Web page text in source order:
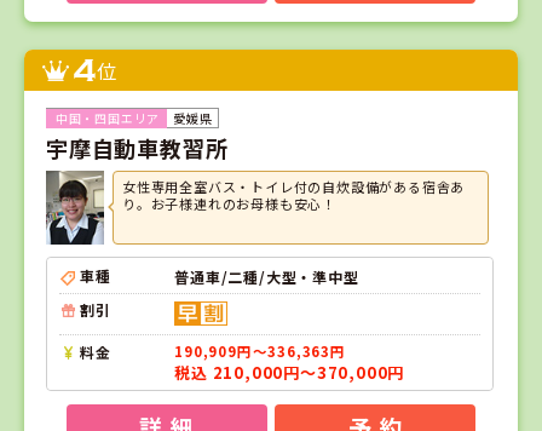
4位
愛媛県
宇摩自動車教習所
女性専用全室バス・トイレ付の自炊設備がある宿舎あ
り。お子様連れのお母様も安心！
車種
普通車/二種/大型・準中型
割引
料金 190,909円～336,363円
税込 210,000円～370,000円